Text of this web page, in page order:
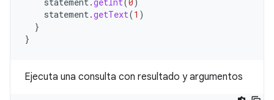
statement.getText(1 )
}
}
Ejecuta una consulta con resultado y argumentos